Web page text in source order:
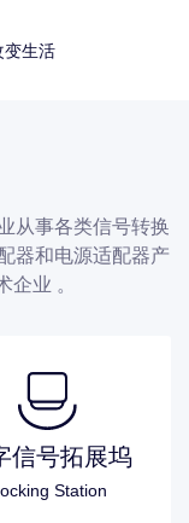
变生活
从事各类信号转换
器和电源适配器产
企业 。
信号拓展坞
Station